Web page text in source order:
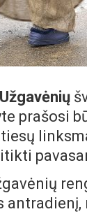
Užgavėnių
prašosi
antradienį,